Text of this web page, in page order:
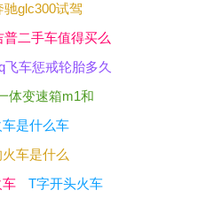
驰glc300试驾
普二手车值得买么
飞车惩戒轮胎多久
体变速箱m1和
是什么车
车是什么
车
T字开头火车